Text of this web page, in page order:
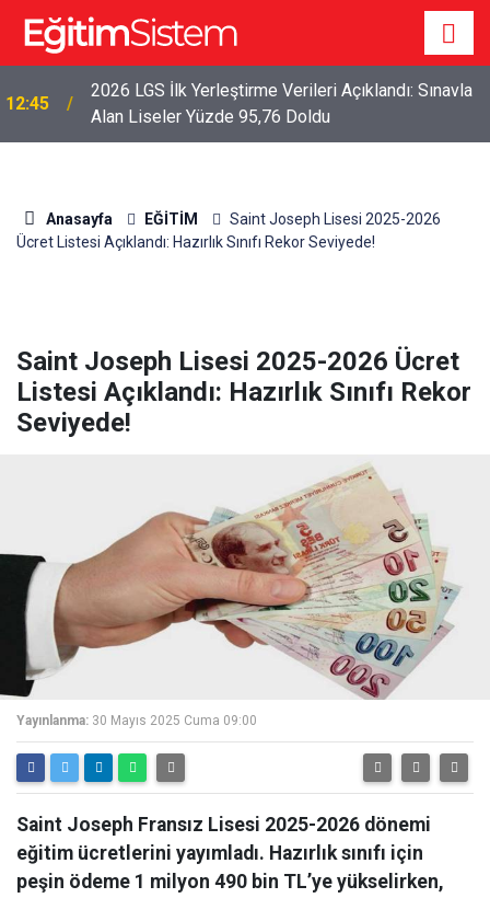
12:45
2026 LGS İlk Yerleştirme Verileri Açıklandı: Sınavla
Alan Liseler Yüzde 95,76 Doldu
Anasayfa EĞİTİM
Saint Joseph Lisesi 2025-2026
Ücret Listesi Açıklandı: Hazırlık Sınıfı Rekor Seviyede!
Saint Joseph Lisesi 2025-2026 Ücret
Listesi Açıklandı: Hazırlık Sınıfı Rekor
Seviyede!
Yayınlanma: 30 Mayıs 2025 Cuma 09:00
Saint Joseph Fransız Lisesi 2025-2026 dönemi
eğitim ücretlerini yayımladı. Hazırlık sınıfı için
peşin ödeme 1 milyon 490 bin TL’ye yükselirken,